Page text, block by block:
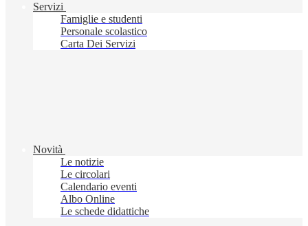
Servizi
Famiglie e studenti
Personale scolastico
Carta Dei Servizi
Novità
Le notizie
Le circolari
Calendario eventi
Albo Online
Le schede didattiche